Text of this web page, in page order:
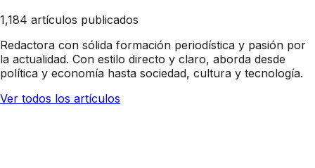
1,184 artículos publicados
Redactora con sólida formación periodística y pasión por
la actualidad. Con estilo directo y claro, aborda desde
política y economía hasta sociedad, cultura y tecnología.
Ver todos los artículos